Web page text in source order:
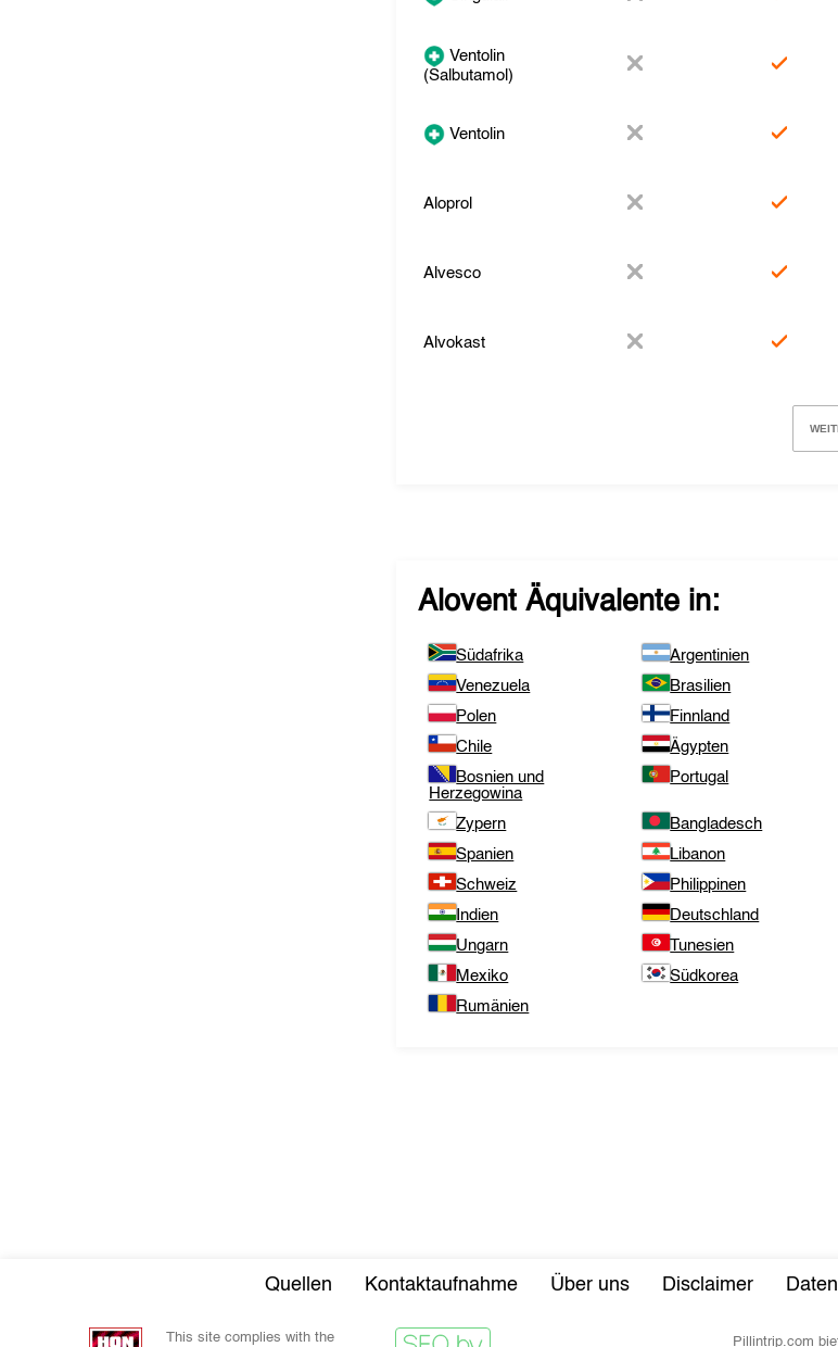
Ventolin
(Salbutamol)
Ventolin
Aloprol
Alvesco
Alvokast
Alovent Äquivalente in:
Südafrika Argentinien
Venezuela
Brasilien
Polen
Finnland
Chile
Ägypten
Bosnien und
Herzegowina
Portugal
Zypern Bangladesch
Spanien
Libanon
Schweiz
Philippinen
Indien
Deutschland
Ungarn
Tunesien
Mexiko
Südkorea
Rumänien
Quellen Kontaktaufnahme Über uns Disclaimer
This site complies with the Pillintrip.com